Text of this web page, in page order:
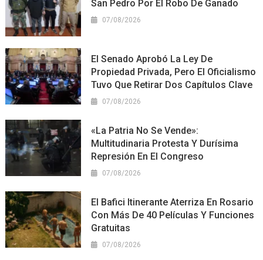
San Pedro Por El Robo De Ganado
07/08/2026
El Senado Aprobó La Ley De
Propiedad Privada, Pero El Oficialismo
Tuvo Que Retirar Dos Capítulos Clave
07/08/2026
«La Patria No Se Vende»:
Multitudinaria Protesta Y Durísima
Represión En El Congreso
07/08/2026
El Bafici Itinerante Aterriza En Rosario
Con Más De 40 Películas Y Funciones
Gratuitas
07/08/2026